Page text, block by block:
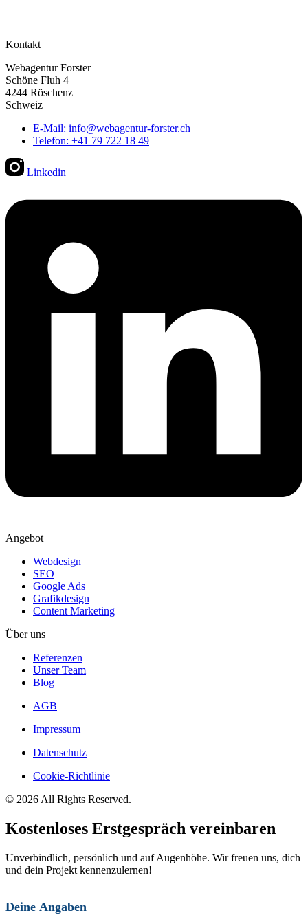
Kontakt
Webagentur Forster
Schöne Fluh 4
4244 Röschenz
Schweiz
E-Mail: info@webagentur-forster.ch
Telefon: +41 79 722 18 49
Linkedin
Angebot
Webdesign
SEO
Google Ads
Grafikdesign
Content Marketing
Über uns
Referenzen
Unser Team
Blog
AGB
Impressum
Datenschutz
Cookie-Richtlinie
© 2026 All Rights Reserved.
Kostenloses Erstgespräch vereinbaren
Unverbindlich, persönlich und auf Augenhöhe. Wir freuen uns, dich
und dein Projekt kennenzulernen!
Deine Angaben